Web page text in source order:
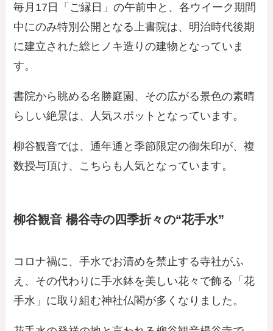
毎月17日「ご縁日」の午前中と、各ウイーク期間
中にのみ特別公開となる上書院は、明治時代後期
に建立された総ヒノキ造りの建物となっていま
す。
書院から眺める名勝庭園、その広がる景色の素晴
らしい絶景は、人気スポットとなっています。
柳谷観音では、通年通と季節限定の御朱印が、複
数授与頂け、こちらも人気となっています。
柳谷観音 楊谷寺の四季折々の“花手水”
コロナ禍に、手水でお清めを禁止する寺社がふ
え、その代わりに手水鉢を美しい花々で飾る「花
手水」に取り組む神社仏閣が多くなりました。